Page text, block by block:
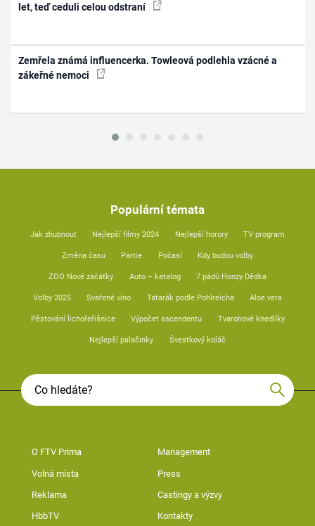
let, teď ceduli celou odstraní
Zemřela známá influencerka. Towleová podlehla vzácné a
zákeřné nemoci
Populární témata
Jak zhubnout Nejlepší filmy 2024 Nejlepší horory TV program
Změna času Partie Počasí Kdy budou volby
ZOO Nové začátky Auto – katalog 7 pádů Honzy Dědka
Volby 2025 Svařené víno Tatarák podle Pohlreicha Aloe vera
Pěstování lichořeřišnice Výpočet ascendentu Tvarohové knedlíky
Nejlepší palačinky Švestkový koláč
O FTV Prima Management
Volná místa Press
Reklama Castingy a výzvy
HbbTV Kontakty